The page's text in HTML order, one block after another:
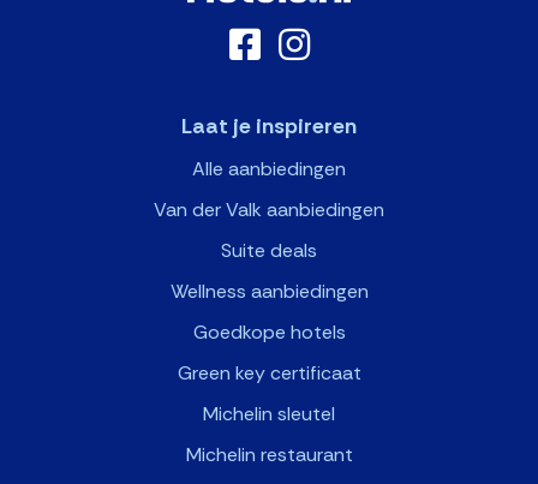
Laat je inspireren
Alle aanbiedingen
Van der Valk aanbiedingen
Suite deals
Wellness aanbiedingen
Goedkope hotels
Green key certificaat
Michelin sleutel
Michelin restaurant